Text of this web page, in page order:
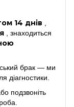
14 днів
, знаходиться
брак — ми
діагностики.
подзвоніть